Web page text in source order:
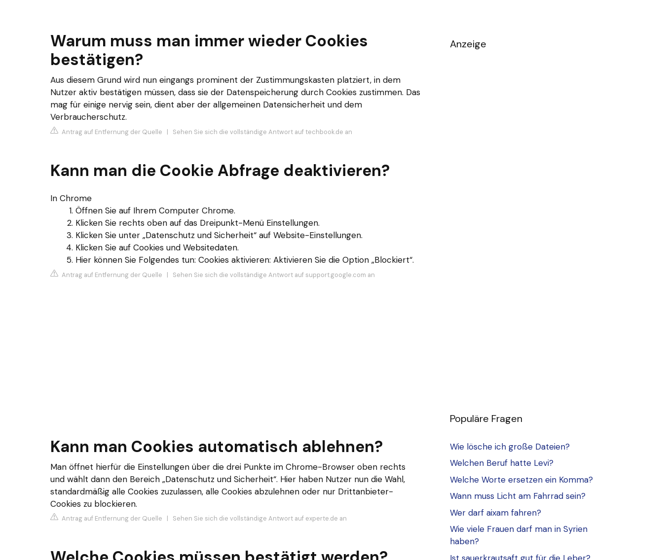
Warum muss man immer wieder Cookies
bestätigen?
Aus diesem Grund wird nun eingangs prominent der Zustimmungskasten platziert, in dem
Nutzer aktiv bestätigen müssen, dass sie der Datenspeicherung durch Cookies zustimmen. Das
mag für einige nervig sein, dient aber der allgemeinen Datensicherheit und dem
Verbraucherschutz.
Antrag auf Entfernung der Quelle | Sehen Sie sich die vollständige Antwort auf techbook.de an
Kann man die Cookie Abfrage deaktivieren?
In Chrome
Öffnen Sie auf Ihrem Computer Chrome.
Klicken Sie rechts oben auf das Dreipunkt-Menü Einstellungen.
Klicken Sie unter „Datenschutz und Sicherheit“ auf Website-Einstellungen.
Klicken Sie auf Cookies und Websitedaten.
Hier können Sie Folgendes tun: Cookies aktivieren: Aktivieren Sie die Option „Blockiert“.
Antrag auf Entfernung der Quelle | Sehen Sie sich die vollständige Antwort auf support.google.com an
Kann man Cookies automatisch ablehnen?
Man öffnet hierfür die Einstellungen über die drei Punkte im Chrome-Browser oben rechts
und wählt dann den Bereich „Datenschutz und Sicherheit“. Hier haben Nutzer nun die Wahl,
standardmäßig alle Cookies zuzulassen, alle Cookies abzulehnen oder nur Drittanbieter-
Cookies zu blockieren.
Antrag auf Entfernung der Quelle | Sehen Sie sich die vollständige Antwort auf experte.de an
Anzeige
Populäre Fragen
Wie lösche ich große Dateien?
Welchen Beruf hatte Levi?
Welche Worte ersetzen ein Komma?
Wann muss Licht am Fahrrad sein?
Wer darf aixam fahren?
Wie viele Frauen darf man in Syrien
haben?